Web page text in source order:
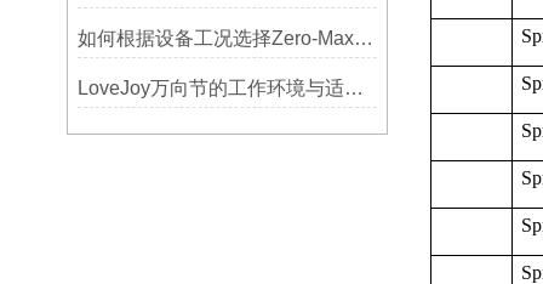
如何根据设备工况选择Zero-Max联轴器？
LoveJoy万向节的工作环境与适用范围